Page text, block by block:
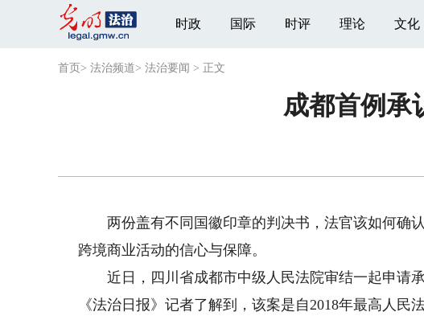
时政 国际 时评 理论 文化
首页 > 法治频道> 法治要闻 > 正文
成都首例承
两份盖有不同国徽印章的判决书，法官该如何确
跨境商业活动的信心与保障。
近日，四川省成都市中级人民法院审结一起申请承
《法治日报》记者了解到，该案是自2018年最高人